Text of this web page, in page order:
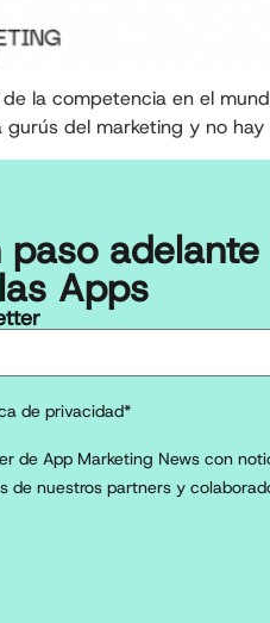
la competencia en el
del marketing y no
paso
Apps
de privacidad*
de App Marketing News con
de nuestros partners y